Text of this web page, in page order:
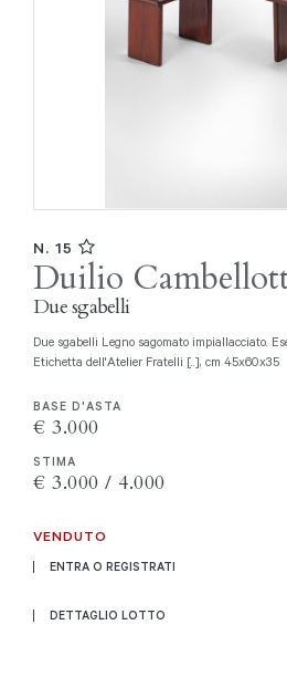
N. 15
Duilio
Due sgabelli
Due sgabelli Legno sagomato impiallacciato. Esecuzione Fratelli Conte, 1930 ca.
Etichetta dell'Atelier Fratelli [..], cm 45x60x35
BASE D'ASTA
€ 3.000
STIMA
€ 3.000 / 4.000
VENDUTO
ENTRA O REGISTRATI
DETTAGLIO LOTTO